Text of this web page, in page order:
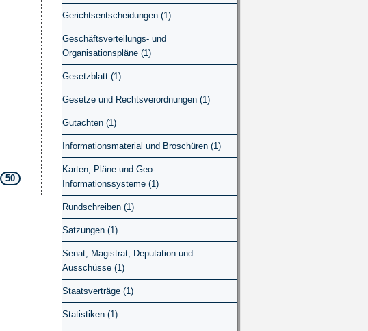
50
Gerichtsentscheidungen (1)
Geschäftsverteilungs- und
Organisationspläne (1)
Gesetzblatt (1)
Gesetze und Rechtsverordnungen (1)
Gutachten (1)
Informationsmaterial und Broschüren (1)
Karten, Pläne und Geo-
Informationssysteme (1)
Rundschreiben (1)
Satzungen (1)
Senat, Magistrat, Deputation und
Ausschüsse (1)
Staatsverträge (1)
Statistiken (1)